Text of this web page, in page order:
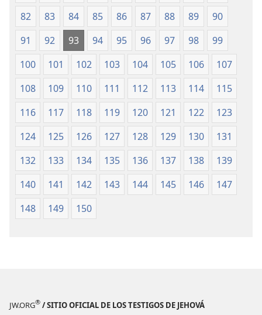
82
83 84 85 86 87 88 89
90
91
92 93 94 95 96 97 98
99
100
101 102 103 104 105 106
107
108
109 110 111 112 113 114
115
116
117 118 119 120 121 122
123
124
125 126 127 128 129 130
131
132
133 134 135 136 137 138
139
140
141 142 143 144 145 146
147
148
149 150
JW.ORG® / SITIO OFICIAL DE LOS TESTIGOS DE JEHOVÁ